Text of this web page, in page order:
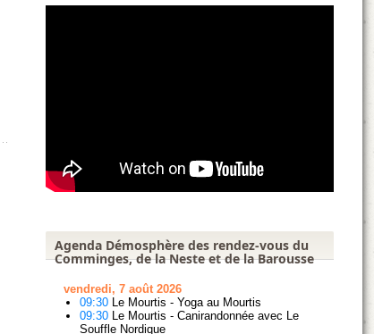
Agenda Démosphère des rendez-vous du
Comminges, de la Neste et de la Barousse